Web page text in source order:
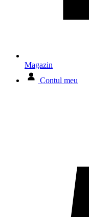
Magazin
Contul meu